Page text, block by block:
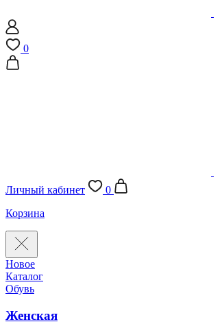
0
Личный кабинет
0
Корзина
Новое
Каталог
Обувь
Женская